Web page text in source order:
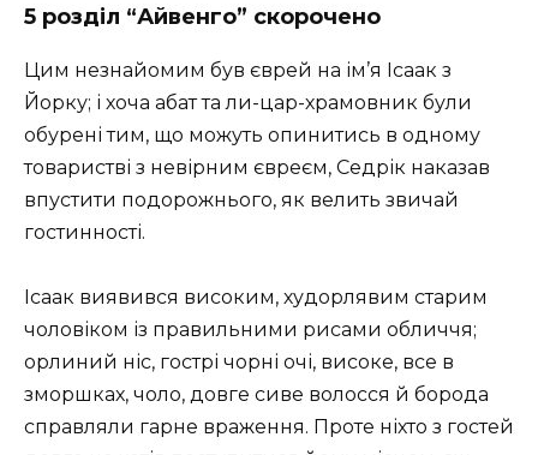
5 розділ “Айвенго” скорочено
Цим незнайомим був єврей на ім’я Ісаак з
Йорку; і хоча абат та ли-цар-храмовник були
обурені тим, що можуть опинитись в одному
товаристві з невірним євреєм, Седрік наказав
впустити подорожнього, як велить звичай
гостинності.
Ісаак виявився високим, худорлявим старим
чоловіком із правильними рисами обличчя;
орлиний ніс, гострі чорні очі, високе, все в
зморшках, чоло, довге сиве волосся й борода
справляли гарне враження. Проте ніхто з гостей